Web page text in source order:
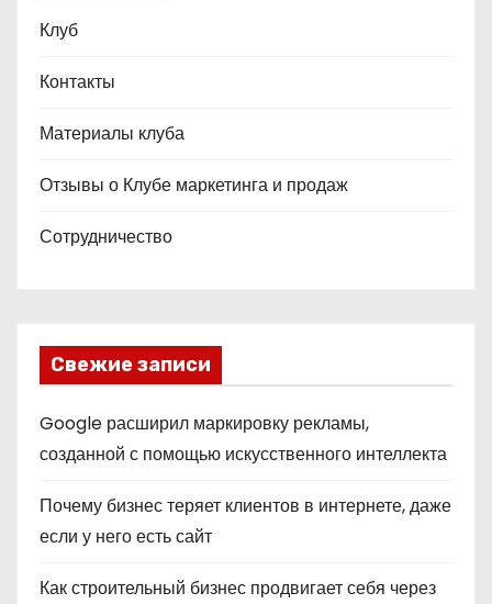
Клуб
Контакты
Материалы клуба
Отзывы о Клубе маркетинга и продаж
Сотрудничество
Свежие записи
Google расширил маркировку рекламы,
созданной с помощью искусственного интеллекта
Почему бизнес теряет клиентов в интернете, даже
если у него есть сайт
Как строительный бизнес продвигает себя через